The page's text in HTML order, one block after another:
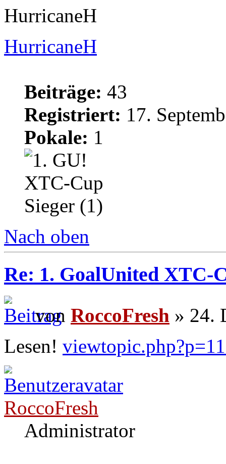
HurricaneH
HurricaneH
Beiträge: 43
Registriert: 17.
Pokale: 1
Nach oben
Re: 1. GoalUnited XTC-
von RoccoFresh » 24.
Lesen!
RoccoFresh
Administrator